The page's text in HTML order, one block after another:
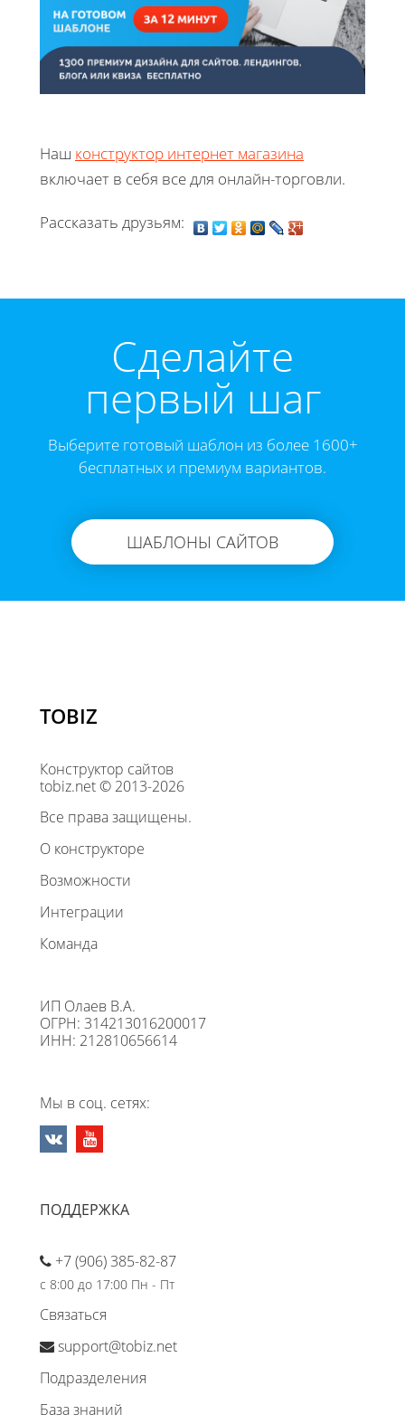
Наш конструктор интернет магазина
включает в себя все для онлайн-торговли.
Рассказать друзьям:
Cделайте
первый шаг
Выберите готовый шаблон из более 1600+
бесплатных и премиум вариантов.
ШАБЛОНЫ САЙТОВ
TOBIZ
Конструктор сайтов
tobiz.net © 2013-2026
Все права защищены.
О конструкторе
Возможности
Интеграции
Команда
ИП Олаев В.А.
ОГРН: 314213016200017
ИНН: 212810656614
Мы в соц. сетях:
ПОДДЕРЖКА
+7 (906) 385-82-87
с 8:00 до 17:00 Пн - Пт
Связаться
support@tobiz.net
Подразделения
База знаний